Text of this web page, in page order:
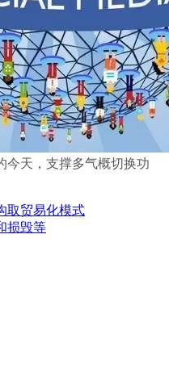
今天，支撑多气概切换功
取贸易化模式
损毁等